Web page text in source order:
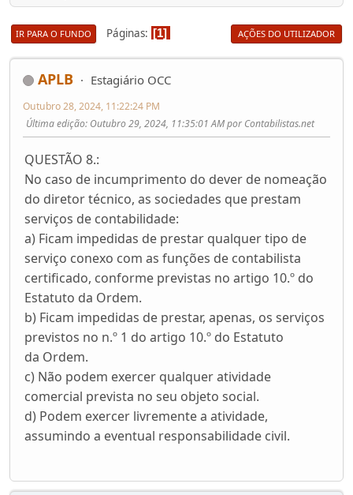
IR PARA O FUNDO Páginas 1 AÇÕES DO UTILIZADOR
APLB Estagiário OCC
Outubro 28, 2024, 11:22:24 PM
Última edição: Outubro 29, 2024, 11:35:01 AM por Contabilistas.net
QUESTÃO 8.:
No caso de incumprimento do dever de nomeação
do diretor técnico, as sociedades que prestam
serviços de contabilidade:
a) Ficam impedidas de prestar qualquer tipo de
serviço conexo com as funções de contabilista
certificado, conforme previstas no artigo 10.º do
Estatuto da Ordem.
b) Ficam impedidas de prestar, apenas, os serviços
previstos no n.º 1 do artigo 10.º do Estatuto
da Ordem.
c) Não podem exercer qualquer atividade
comercial prevista no seu objeto social.
d) Podem exercer livremente a atividade,
assumindo a eventual responsabilidade civil.